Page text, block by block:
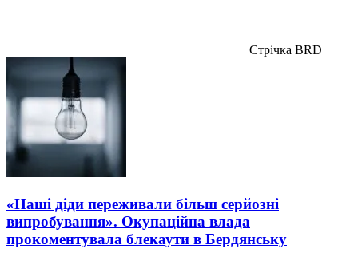
Стрічка BRD
«Наші діди переживали більш серйозні
випробування». Окупаційна влада
прокоментувала блекаути в Бердянську